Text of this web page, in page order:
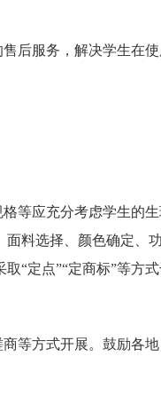
后服务，解决学生在
等应充分考虑学生的
料选择、颜色确定、
取“定点”“定商标”等方
等方式开展。鼓励各